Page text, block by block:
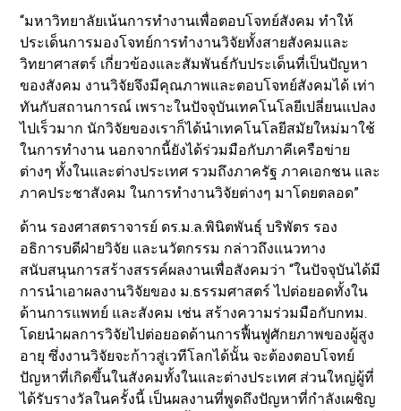
“มหาวิทยาลัยเน้นการทำงานเพื่อตอบโจทย์สังคม ทำให้
ประเด็นการมองโจทย์การทำงานวิจัยทั้งสายสังคมและ
วิทยาศาสตร์ เกี่ยวข้องและสัมพันธ์กับประเด็นที่เป็นปัญหา
ของสังคม งานวิจัยจึงมีคุณภาพและตอบโจทย์สังคมได้ เท่า
ทันกับสถานการณ์ เพราะในปัจจุบันเทคโนโลยีเปลี่ยนแปลง
ไปเร็วมาก นักวิจัยของเราก็ได้นำเทคโนโลยีสมัยใหม่มาใช้
ในการทำงาน นอกจากนี้ยังได้ร่วมมือกับภาคีเครือข่าย
ต่างๆ ทั้งในและต่างประเทศ รวมถึงภาครัฐ ภาคเอกชน และ
ภาคประชาสังคม ในการทำงานวิจัยต่างๆ มาโดยตลอด”
ด้าน รองศาสตราจารย์ ดร.ม.ล.พินิตพันธุ์ บริพัตร รอง
อธิการบดีฝ่ายวิจัย และนวัตกรรม กล่าวถึงแนวทาง
สนับสนุนการสร้างสรรค์ผลงานเพื่อสังคมว่า “ในปัจจุบันได้มี
การนำเอาผลงานวิจัยของ ม.ธรรมศาสตร์ ไปต่อยอดทั้งใน
ด้านการแพทย์ และสังคม เช่น สร้างความร่วมมือกับกทม.
โดยนำผลการวิจัยไปต่อยอดด้านการฟื้นฟูศักยภาพของผู้สูง
อายุ ซึ่งงานวิจัยจะก้าวสู่เวทีโลกได้นั้น จะต้องตอบโจทย์
ปัญหาที่เกิดขึ้นในสังคมทั้งในและต่างประเทศ ส่วนใหญ่ผู้ที่
ได้รับรางวัลในครั้งนี้ เป็นผลงานที่พูดถึงปัญหาที่กำลังเผชิญ